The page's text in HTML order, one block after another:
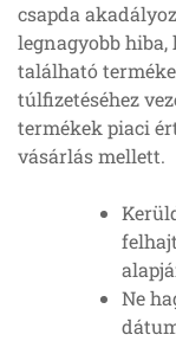
csapda
legnagyobb
található
túlfizetéséhez
termékek piaci
vásárlás mellett.
Ne